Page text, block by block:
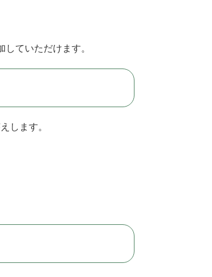
ていただけます。
します。